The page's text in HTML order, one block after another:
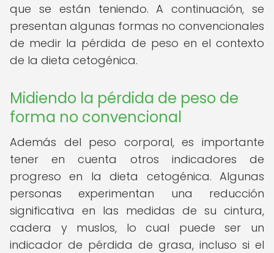
que se están teniendo. A continuación, se
presentan algunas formas no convencionales
de medir la pérdida de peso en el contexto
de la dieta cetogénica.
Midiendo la pérdida de peso de
forma no convencional
Además del peso corporal, es importante
tener en cuenta otros indicadores de
progreso en la dieta cetogénica. Algunas
personas experimentan una reducción
significativa en las medidas de su cintura,
cadera y muslos, lo cual puede ser un
indicador de pérdida de grasa, incluso si el